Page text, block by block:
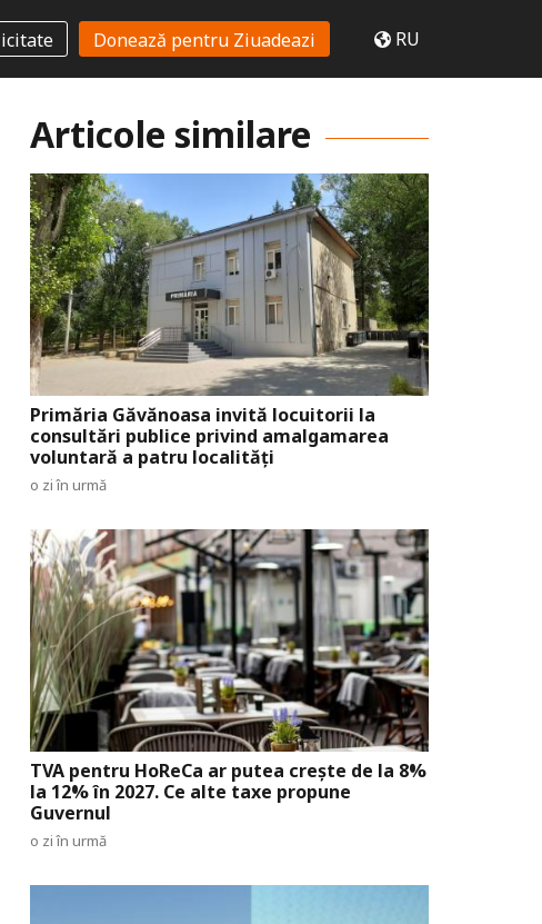
Donează pentru Ziuadeazi RU
Articole similare
Primăria Găvănoasa invită locuitorii la
consultări publice privind amalgamarea
voluntară a patru localități
o zi în urmă
TVA pentru HoReCa ar putea crește de la 8%
la 12% în 2027. Ce alte taxe propune
Guvernul
o zi în urmă